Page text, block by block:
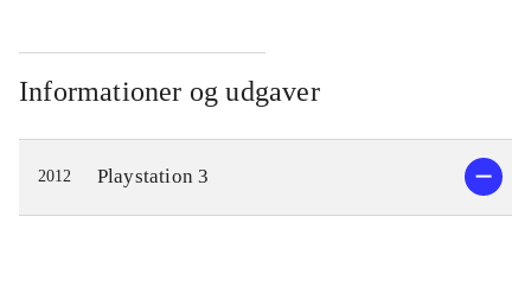
Informationer og udgaver
2012 Playstation 3